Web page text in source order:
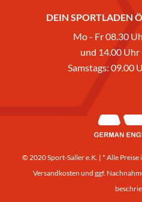
DEIN SPORTLADEN
Mo - Fr 08.30
und 14.00
Samstags: 09.00
© 2020 Sport-Saller e.K. | * Alle
Versandkosten und ggf.